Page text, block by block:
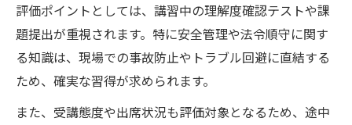
評価ポイントとしては、講習中の理解度確認テストや課
題提出が重視されます。特に安全管理や法令順守に関す
る知識は、現場での事故防止やトラブル回避に直結する
ため、確実な習得が求められます。
また、受講態度や出席状況も評価対象となるため、途中